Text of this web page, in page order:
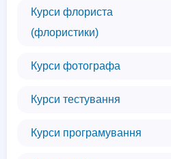
Курси флориста
(флористики)
Курси фотографа
Курси тестування
Курси програмування